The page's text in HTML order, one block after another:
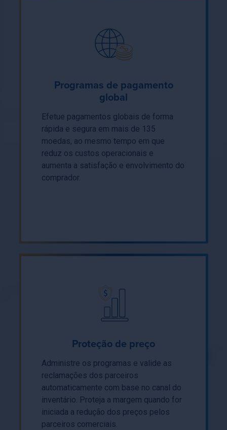
Programas de pagamento
global
Efetue pagamentos globais de forma
rápida e segura em mais de 135
moedas, ao mesmo tempo em que
reduz os custos operacionais e
aumenta a satisfação e envolvimento do
comprador.
Proteção de preço
Administre os programas e valide as
reclamações dos parceiros
automaticamente com base no canal do
inventário. Proteja a margem quando for
iniciada a redução dos preços pelos
parceiros comerciais.